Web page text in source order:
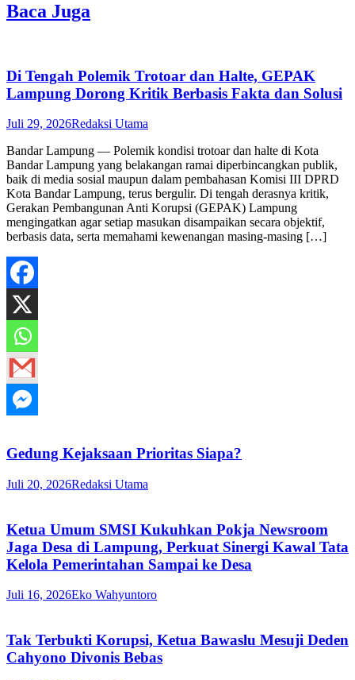
Baca Juga
Di Tengah Polemik Trotoar dan Halte, GEPAK
Lampung Dorong Kritik Berbasis Fakta dan Solusi
Juli 29, 2026Redaksi Utama
Bandar Lampung — Polemik kondisi trotoar dan halte di Kota
Bandar Lampung yang belakangan ramai diperbincangkan publik,
baik di media sosial maupun dalam pembahasan Komisi III DPRD
Kota Bandar Lampung, terus bergulir. Di tengah derasnya kritik,
Gerakan Pembangunan Anti Korupsi (GEPAK) Lampung
mengingatkan agar setiap masukan disampaikan secara objektif,
berbasis data, serta memahami kewenangan masing-masing […]
Gedung Kejaksaan Prioritas Siapa?
Juli 20, 2026Redaksi Utama
Ketua Umum SMSI Kukuhkan Pokja Newsroom
Jaga Desa di Lampung, Perkuat Sinergi Kawal Tata
Kelola Pemerintahan Sampai ke Desa
Juli 16, 2026Eko Wahyuntoro
Tak Terbukti Korupsi, Ketua Bawaslu Mesuji Deden
Cahyono Divonis Bebas